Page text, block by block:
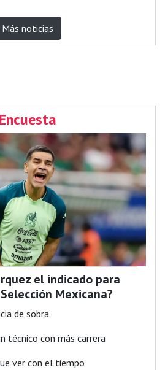
Más noticias
Encuesta
el indicado para
Mexicana?
de sobra
técnico con más carrera
ver con el tiempo